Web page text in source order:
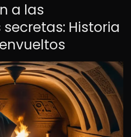
a las
Historia